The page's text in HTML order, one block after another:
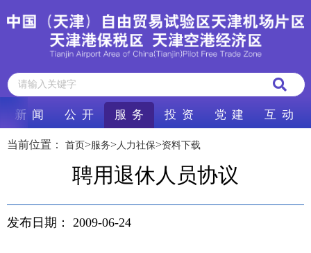
新 闻 公 开 服 务 投 资 党 建 互 动
当前位置： 首页>服务> 人力社保>资料下载
聘用退休人员协议
发布日期： 2009-06-24